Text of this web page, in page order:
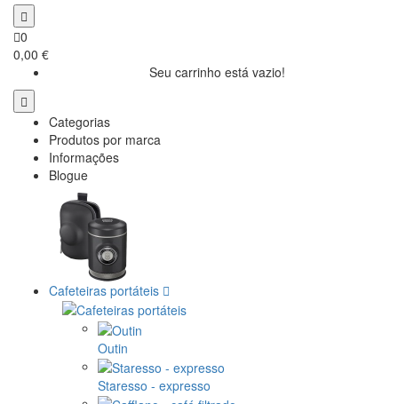
0
0,00 €
Seu carrinho está vazio!
Categorias
Produtos por marca
Informações
Blogue
Cafeteiras portáteis
Outin
Staresso - expresso